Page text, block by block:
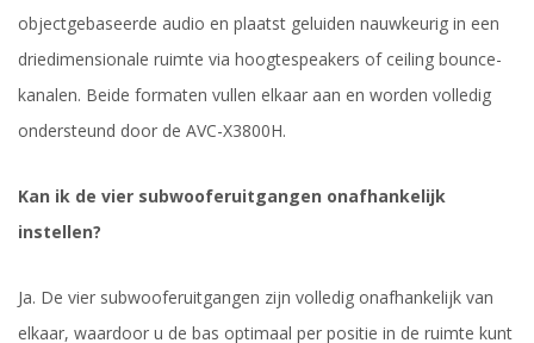
objectgebaseerde audio en plaatst geluiden nauwkeurig in een
driedimensionale ruimte via hoogtespeakers of ceiling bounce-
kanalen. Beide formaten vullen elkaar aan en worden volledig
ondersteund door de AVC-X3800H.
Kan ik de vier subwooferuitgangen onafhankelijk
instellen?
Ja. De vier subwooferuitgangen zijn volledig onafhankelijk van
elkaar, waardoor u de bas optimaal per positie in de ruimte kunt